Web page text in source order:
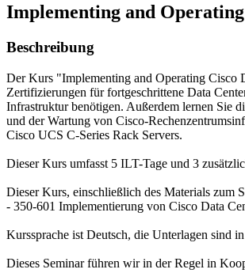
Implementing and
Beschreibung
Der Kurs "Implementing and Operating
Zertifizierungen für fortgeschrittene Data
Infrastruktur benötigen. Außerdem lernen Sie
und der Wartung von Cisco-
Cisco UCS C-Series Rack Servers.
Dieser Kurs umfasst 5 ILT-Tage und 3
Dieser Kurs, einschließlich des Materials zum
- 350-601 Implementierung von Cisco Data
Kurssprache ist Deutsch, die Unterlagen sind
Dieses Seminar führen wir in der Regel in